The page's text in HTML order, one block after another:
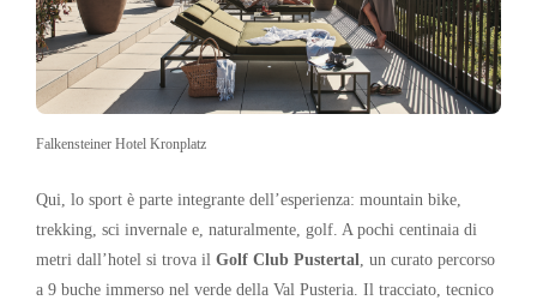
Falkensteiner Hotel Kronplatz
Qui, lo sport è parte integrante dell’esperienza: mountain bike,
trekking, sci invernale e, naturalmente, golf. A pochi centinaia di
metri dall’hotel si trova il Golf Club Pustertal , un curato percorso
a 9 buche immerso nel verde della Val Pusteria. Il tracciato, tecnico